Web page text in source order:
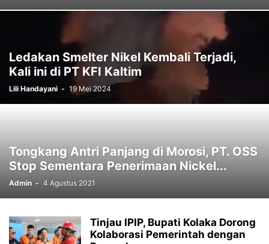
Ledakan Smelter Nikel Kembali Terjadi,
Kali ini di PT KFI Kaltim
Lili Handayani - 19 Mei 2024
Tongkang Antri Panjang di Morosi, PT. OSS
Stop Sementara Penerimaan Nickel...
Admin - 4 Agustus 2021
Tinjau IPIP, Bupati Kolaka Dorong
Kolaborasi Pemerintah dengan